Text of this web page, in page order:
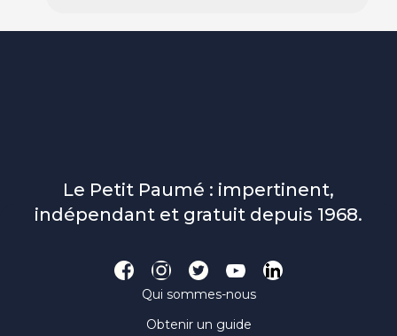
Le Petit Paumé : impertinent,
indépendant et gratuit depuis 1968.
Qui sommes-nous
Obtenir un guide